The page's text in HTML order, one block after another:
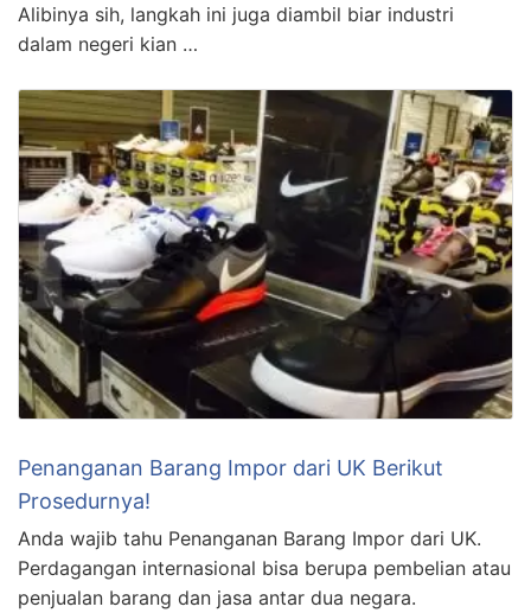
Alibinya sih, langkah ini juga diambil biar industri
dalam negeri kian …
Penanganan Barang Impor dari UK Berikut
Prosedurnya!
Anda wajib tahu Penanganan Barang Impor dari UK.
Perdagangan internasional bisa berupa pembelian atau
penjualan barang dan jasa antar dua negara.